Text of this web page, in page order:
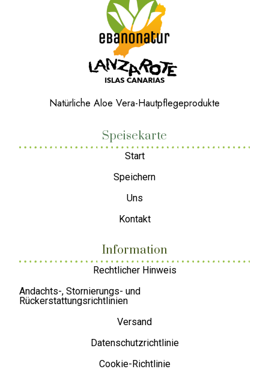
Natürliche Aloe Vera-Hautpflegeprodukte
Speisekarte
Start
Speichern
Uns
Kontakt
Information
Rechtlicher Hinweis
Andachts-, Stornierungs- und
Rückerstattungsrichtlinien
Versand
Datenschutzrichtlinie
Cookie-Richtlinie